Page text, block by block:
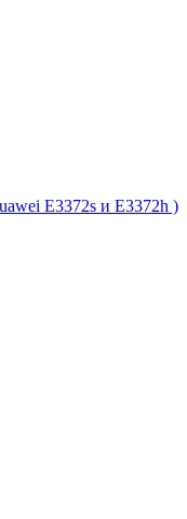
E3372s и E3372h )